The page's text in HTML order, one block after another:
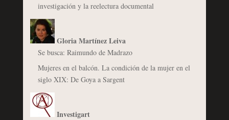
investigación y la reelectura documental
Gloria Martínez Leiva
Se busca: Raimundo de Madrazo
Mujeres en el balcón. La condición de la mujer en el
siglo XIX: De Goya a Sargent
Investigart